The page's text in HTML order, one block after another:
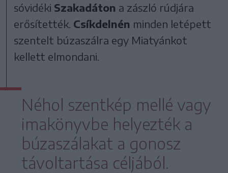
sóvidéki Szakadáton a zászló rúdjára
erősítették. Csíkdelnén minden letépett
szentelt búzaszálra egy Miatyánkot
kellett elmondani.
Néhol szentkép mellé vagy
imakönyvbe helyezték a
búzaszálakat a gonosz
távoltartása céljából.